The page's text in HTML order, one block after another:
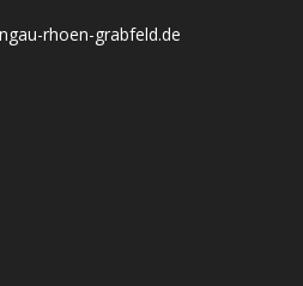
rhoen-grabfeld.de